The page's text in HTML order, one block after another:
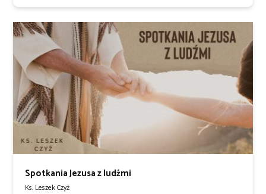
Spotkania Jezusa z ludźmi
Ks. Leszek Czyż